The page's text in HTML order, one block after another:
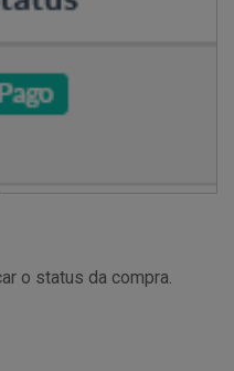
o status da compra.